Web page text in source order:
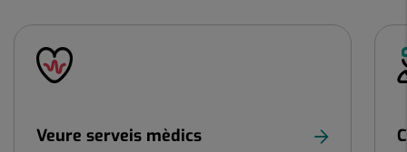
Nombre
controls
lliscants:
Veure serveis mèdics